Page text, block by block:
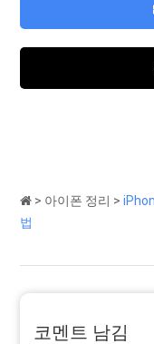
> 아이폰 정리 >
법
코멘트 남김